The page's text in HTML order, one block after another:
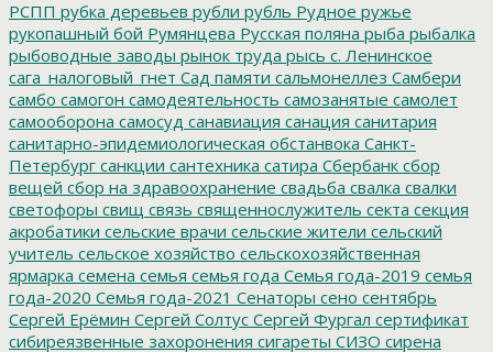
РСПП рубка деревьев рубли рубль Рудное ружье
рукопашный бой Румянцева Русская поляна рыба рыбалка
рыбоводные заводы рынок труда рысь с. Ленинское
сага_налоговый_гнет Сад памяти сальмонеллез Самбери
самбо самогон самодеятельность самозанятые самолет
самооборона самосуд санавиация санация санитария
санитарно-эпидемиологическая обстанвока Санкт-
Петербург санкции сантехника сатира Сбербанк сбор
вещей сбор на здравоохранение свадьба свалка свалки
светофоры свищ связь священнослужитель секта секция
акробатики сельские врачи сельские жители сельский
учитель сельское хозяйство сельскохозяйственная
ярмарка семена семья семья года Семья года-2019 семья
года-2020 Семья года-2021 Сенаторы сено сентябрь
Сергей Ерёмин Сергей Солтус Сергей Фургал сертификат
сибиреязвенные захоронения сигареты СИЗО сирена